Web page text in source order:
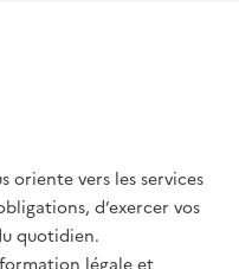
oriente vers les services
d’exercer vos
quotidien.